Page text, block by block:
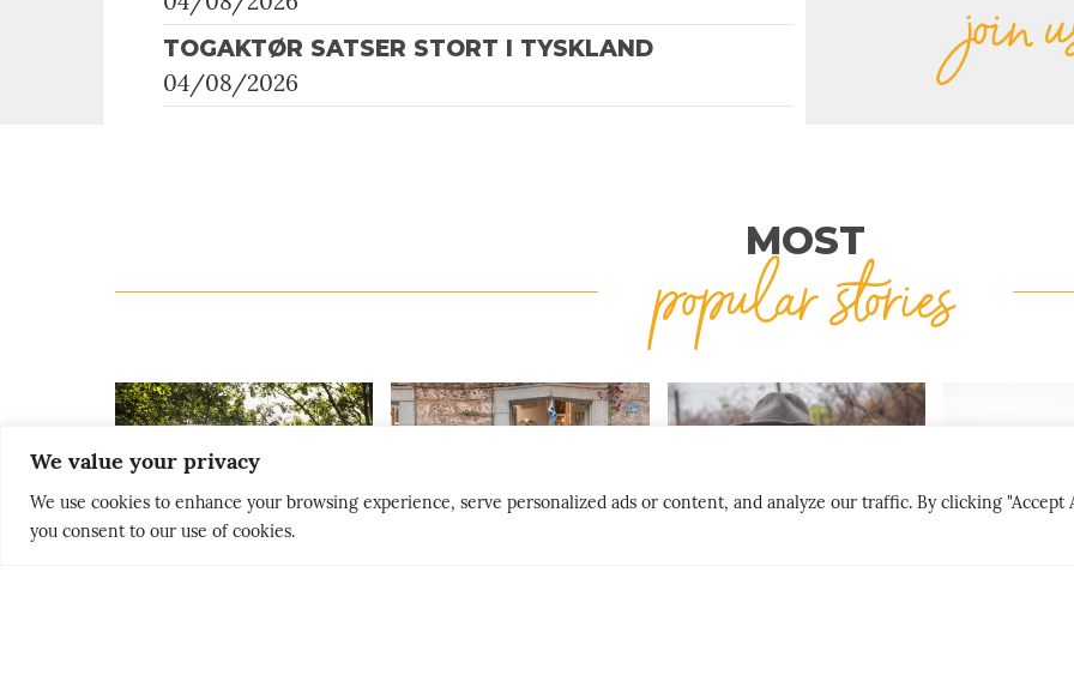
We value your privacy
We use cookies to enhance your browsing experience, serve personalized ads or content, and analyze our traffic. By clicking "Accept
you consent to our use of cookies.
TOGAKTØR SATSER STORT I TYSKLAND
04/08/2026
join
MOST
popular stories